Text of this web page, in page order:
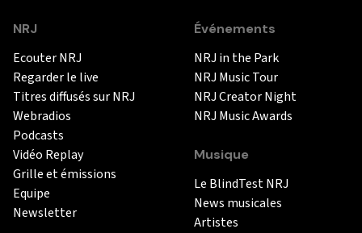
NRJ
Ecouter NRJ
Regarder le live
Titres diffusés sur NRJ
Webradios
Podcasts
Vidéo Replay
Grille et émissions
Equipe
Newsletter
Événements
NRJ in the Park
NRJ Music Tour
NRJ Creator Night
NRJ Music Awards
Musique
Le BlindTest NRJ
News musicales
Artistes